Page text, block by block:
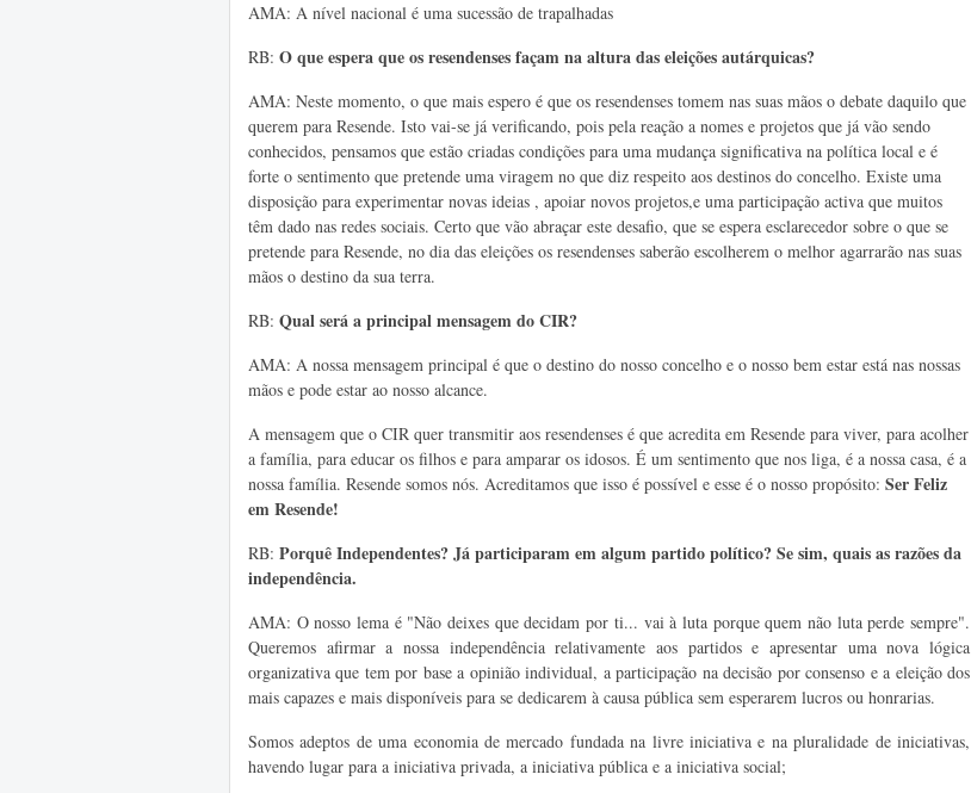
AMA: A nível nacional é uma sucessão de trapalhadas
RB: Oque espera que os resendenses façam na altura das eleições autárquicas?
AMA: Neste momento, o que mais espero é que os resendenses tomem nas suas mãos o debate daquilo que
querem para Resende. Isto vai-se já verificando, pois pela reação a nomes e projetos que já vão sendo
conhecidos, pensamos que estão criadas condições para uma mudança significativa na política local e é
forte o sentimento que pretende uma viragem no que diz respeito aos destinos do concelho. Existe uma
disposição para experimentar novas ideias , apoiar novos projetos,e uma participação activa que muitos
têm dado nas redes sociais. Certo que vão abraçar este desafio, que se espera esclarecedor sobre o que se
pretende para Resende, no dia das eleições os resendenses saberão escolherem o melhor agarrarão nas suas
mãos o destino da sua terra.
RB: Qual será a principal mensagem do CIR?
AMA: A nossa mensagem principal é que o destino do nosso concelho e o nosso bem estar está nas nossas
mãos e pode estar ao nosso alcance.
A mensagem que o CIR quer transmitir aos resendenses é que acredita em Resende para viver, para acolher
a família, para educar os filhos e para amparar os idosos. É um sentimento que nos liga, é a nossa casa, é a
nossa família. Resende somos nós. Acreditamos que isso é possível e esse é o nosso propósito: Ser Feliz
em Resende!
RB: Porquê Independentes? Já participaram em algum partido político? Se sim, quais as razões da
independência.
AMA: O nosso lema é "Não deixes que decidam por ti... vai à luta porque quem não luta perde sempre".
Queremos afirmar a nossa independência relativamente aos partidos e apresentar uma nova lógica
organizativa que tem por base a opinião individual, a participação na decisão por consenso e a eleição dos
mais capazes e mais disponíveis para se dedicarem à causa pública sem esperarem lucros ou honrarias.
Somos adeptos de uma economia de mercado fundada na livre iniciativa e na pluralidade de iniciativas,
havendo lugar para a iniciativa privada, a iniciativa pública e a iniciativa social;